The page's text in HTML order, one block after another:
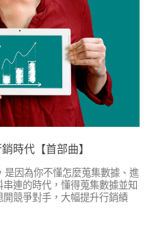
時代【首部曲】
是因為你不懂怎麼蒐集數據、進
連的時代，懂得蒐集數據並知
競爭對手，大幅提升行銷績